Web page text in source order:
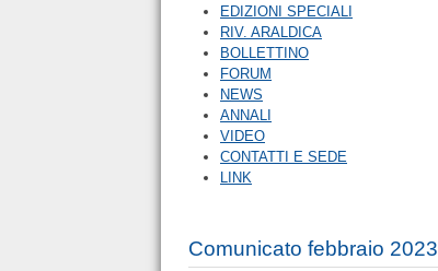
EDIZIONI SPECIALI
RIV. ARALDICA
BOLLETTINO
FORUM
NEWS
ANNALI
VIDEO
CONTATTI E SEDE
LINK
Comunicato febbraio 2023